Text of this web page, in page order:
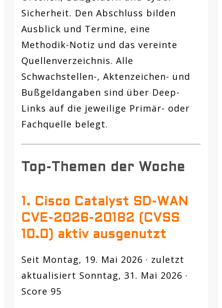
Sicherheit. Den Abschluss bilden
Ausblick und Termine, eine
Methodik-Notiz und das vereinte
Quellenverzeichnis. Alle
Schwachstellen-, Aktenzeichen- und
Bußgeldangaben sind über Deep-
Links auf die jeweilige Primär- oder
Fachquelle belegt.
Top-Themen der Woche
1. Cisco Catalyst SD-WAN
CVE-2026-20182 (CVSS
10.0) aktiv ausgenutzt
Seit Montag, 19. Mai 2026 · zuletzt
aktualisiert Sonntag, 31. Mai 2026 ·
Score 95